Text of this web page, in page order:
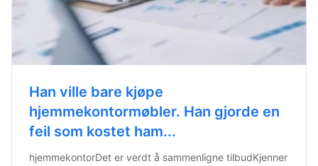
Han ville bare kjøpe
hjemmekontormøbler. Han gjorde en
feil som kostet ham...
hjemmekontorDet er verdt å sammenligne tilbudKjenner